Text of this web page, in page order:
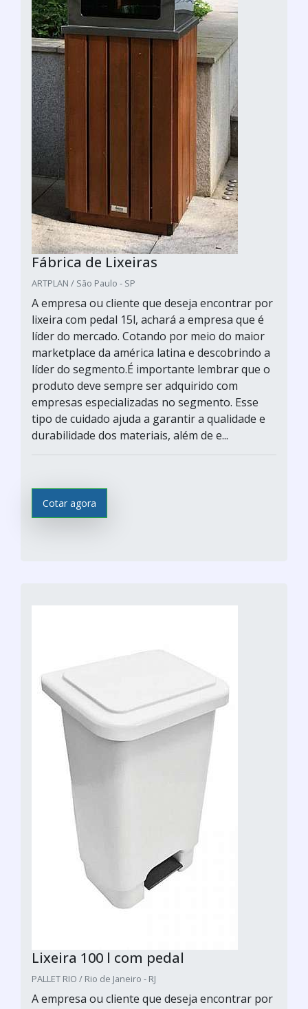
Fábrica de Lixeiras
ARTPLAN / São Paulo - SP
A empresa ou cliente que deseja encontrar por
lixeira com pedal 15l, achará a empresa que é
líder do mercado. Cotando por meio do maior
marketplace da américa latina e descobrindo a
líder do segmento.É importante lembrar que o
produto deve sempre ser adquirido com
empresas especializadas no segmento. Esse
tipo de cuidado ajuda a garantir a qualidade e
durabilidade dos materiais, além de e...
Cotar agora
Lixeira 100 l com pedal
PALLET RIO / Rio de Janeiro - RJ
A empresa ou cliente que deseja encontrar por